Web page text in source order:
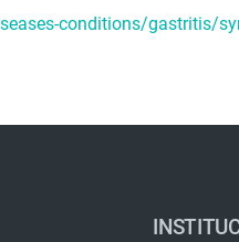
conditions/gastritis/